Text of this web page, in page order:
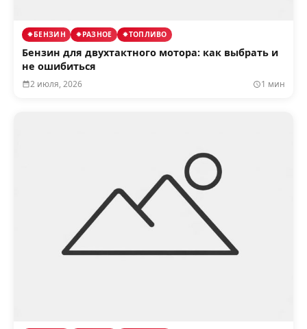
БЕНЗИН РАЗНОЕ ТОПЛИВО
Бензин для двухтактного мотора: как выбрать и
не ошибиться
2 июля, 2026 1 мин